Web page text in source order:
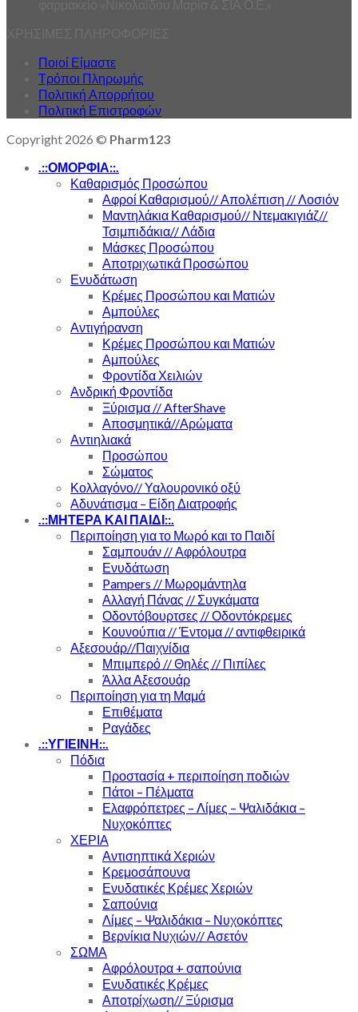
Ποιοί Είμαστε
Τρόποι Πληρωμής
Πολιτική Απορρήτου
Πολιτική Επιστροφών
Copyright 2026 © Pharm123
.::ΟΜΟΡΦΙΑ::.
Καθαρισμός Προσώπου
Αφροί Καθαρισμού// Απολέπιση // Λοσιόν
Μαντηλάκια Καθαρισμού// Ντεμακιγιάζ//
Τσιμπιδάκια// Λάδια
Μάσκες Προσώπου
Αποτριχωτικά Προσώπου
Ενυδάτωση
Κρέμες Προσώπου και Ματιών
Αμπούλες
Αντιγήρανση
Κρέμες Προσώπου και Ματιών
Αμπούλες
Φροντίδα Χειλιών
Ανδρική Φροντίδα
Ξύρισμα // AfterShave
Αποσμητικά//Αρώματα
Αντιηλιακά
Προσώπου
Σώματος
Κολλαγόνο// Υαλουρονικό οξύ
Αδυνάτισμα – Είδη Διατροφής
.::ΜΗΤΕΡΑ ΚΑΙ ΠΑΙΔΙ::.
Περιποίηση για το Μωρό και το Παιδί
Σαμπουάν // Αφρόλουτρα
Ενυδάτωση
Pampers // Μωρομάντηλα
Αλλαγή Πάνας // Συγκάματα
Οδοντόβουρτσες // Οδοντόκρεμες
Κουνούπια // Έντομα // αντιφθειρικά
Αξεσουάρ//Παιχνίδια
Μπιμπερό // Θηλές // Πιπίλες
Άλλα Αξεσουάρ
Περιποίηση για τη Μαμά
Επιθέματα
Ραγάδες
.::ΥΓΙΕΙΝΗ::.
Πόδια
Προστασία + περιποίηση ποδιών
Πάτοι – Πέλματα
Ελαφρόπετρες – Λίμες – Ψαλιδάκια –
Νυχοκόπτες
ΧΕΡΙΑ
Αντισηπτικά Χεριών
Κρεμοσάπουνα
Ενυδατικές Κρέμες Χεριών
Σαπούνια
Λίμες – Ψαλιδάκια – Νυχοκόπτες
Βερνίκια Νυχιών// Ασετόν
ΣΩΜΑ
Αφρόλουτρα + σαπούνια
Ενυδατικές Κρέμες
Αποτρίχωση// Ξύρισμα